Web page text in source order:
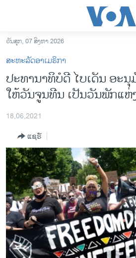
ເຂົ້າ
ຫາ
ຂ້າມ
ຂ້າມ
ຫາ
ອາເມຣິກາ
ການເລືອກຕັ້ງ ປະທານາທີບໍດີ ສະຫະລັດ
ຂ່າວ​ຈີນ
ໂລກ
ເອເຊຍ
ອິດສະຫຼະພາບດ້ານການຂ່າວ
ຊີວິດຊາວລາວ
ຊຸມຊົນຊາວລາວ
ວິທະຍາສາດ-ເທັກໂນໂລຈີ
ທຸລະກິດ
ວັນສຸກ, 07 ສິງຫາ 2026
ສະຫະລັດອາເມຣິກາ
ປະທານາທິບໍດີ ໄບເດັນ ອະ
ໃຫ້ວັນຈູນທີນ ເປັນວັນພັກແຫ່
18,06,2021
ແຊຣ໌